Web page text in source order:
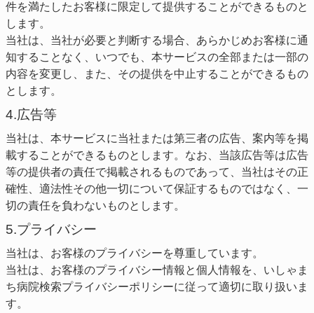
件を満たしたお客様に限定して提供することができるものと
します。
当社は、当社が必要と判断する場合、あらかじめお客様に通
知することなく、いつでも、本サービスの全部または一部の
内容を変更し、また、その提供を中止することができるもの
とします。
4.広告等
当社は、本サービスに当社または第三者の広告、案内等を掲
載することができるものとします。なお、当該広告等は広告
等の提供者の責任で掲載されるものであって、当社はその正
確性、適法性その他一切について保証するものではなく、一
切の責任を負わないものとします。
5.プライバシー
当社は、お客様のプライバシーを尊重しています。
当社は、お客様のプライバシー情報と個人情報を、いしゃま
ち病院検索プライバシーポリシーに従って適切に取り扱いま
す。